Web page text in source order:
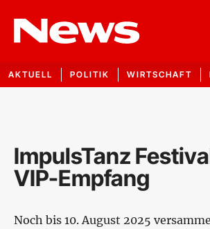
AKTUELL POLITIK WIRTSCHAFT
ImpulsTanz
VIP-Empfang
Noch bis 10. August 2025